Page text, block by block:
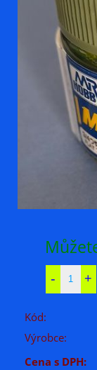
Kód:
Výrobce:
Cena s DPH: